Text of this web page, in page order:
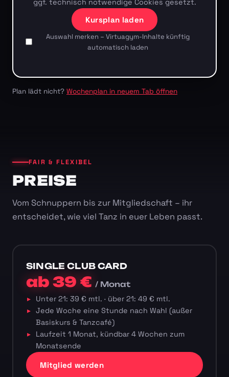
ggf. technisch notwendige Cookies gesetzt.
Kursplan laden
Auswahl merken – Virtuagym-Inhalte künftig
automatisch laden
Plan lädt nicht? Wochenplan in neuem Tab öffnen
FAIR & FLEXIBEL
PREISE
Vom Schnuppern bis zur Mitgliedschaft – ihr
entscheidet, wie viel Tanz in euer Leben passt.
SINGLE CLUB CARD
ab 39 €/ Monat
Unter 21: 39 € mtl. · über 21: 49 € mtl.
Jede Woche eine Stunde nach Wahl (außer
Basiskurs & Tanzcafé)
Laufzeit 1 Monat, kündbar 4 Wochen zum
Monatsende
Mitglied werden